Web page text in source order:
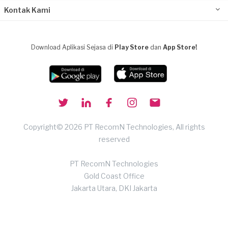
Kontak Kami
Download Aplikasi Sejasa di Play Store dan App Store!
Copyright© 2026 PT RecomN Technologies, All rights
reserved
PT RecomN Technologies
Gold Coast Office
Jakarta Utara, DKI Jakarta